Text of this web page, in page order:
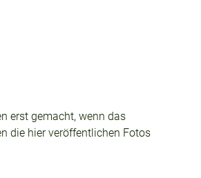
erst gemacht, wenn das
die hier veröffentlichen Fotos